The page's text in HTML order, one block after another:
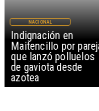
Indignación en
Maitencillo por
que lanzó polluelos
de gaviota desde
azotea
NACIONAL